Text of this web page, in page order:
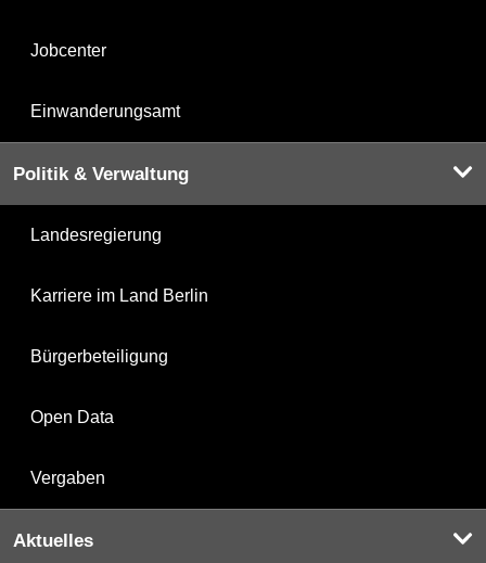
Jobcenter
Einwanderungsamt
Politik & Verwaltung
Landesregierung
Karriere im Land Berlin
Bürgerbeteiligung
Open Data
Vergaben
Aktuelles